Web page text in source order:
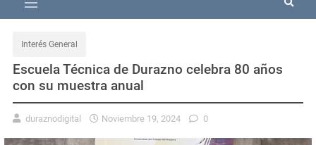
Interés General
Escuela Técnica de Durazno celebra 80 años
con su muestra anual
duraznodigital Noviembre 19, 2024 0